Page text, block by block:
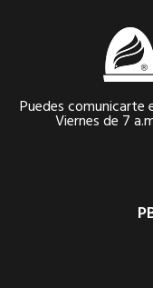
Puedes comunicarte
Viernes de 7